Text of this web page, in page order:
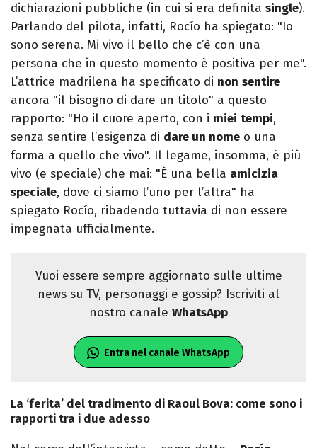
dichiarazioni pubbliche (in cui si era definita single).
Parlando del pilota, infatti, Rocío ha spiegato: "Io
sono serena. Mi vivo il bello che c’è con una
persona che in questo momento è positiva per me".
L’attrice madrilena ha specificato di non sentire
ancora "il bisogno di dare un titolo" a questo
rapporto: "Ho il cuore aperto, con i miei tempi,
senza sentire l’esigenza di dare un nome o una
forma a quello che vivo". Il legame, insomma, è più
vivo (e speciale) che mai: "È una bella amicizia
speciale, dove ci siamo l’uno per l’altra" ha
spiegato Rocío, ribadendo tuttavia di non essere
impegnata ufficialmente.
Vuoi essere sempre aggiornato sulle ultime
news su TV, personaggi e gossip? Iscriviti al
nostro canale WhatsApp
Entra nel canale WhatsApp
La ‘ferita’ del tradimento di Raoul Bova: come sono i
rapporti tra i due adesso